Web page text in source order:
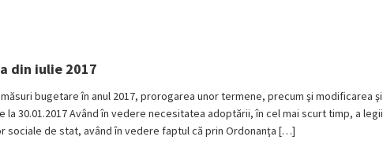
din iulie 2017
bugetare în anul 2017, prorogarea unor termene, precum şi modificarea şi
30.01.2017 Având în vedere necesitatea adoptării, în cel mai scurt timp, a legii
sociale de stat, având în vedere faptul că prin Ordonanţa […]